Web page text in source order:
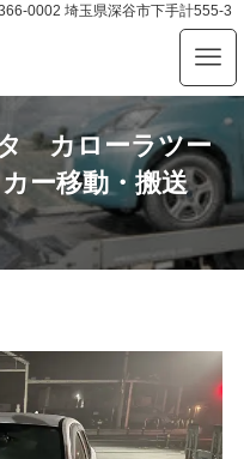
0002 埼玉県深谷市下手計555-3
カローラツー
ー移動・搬送